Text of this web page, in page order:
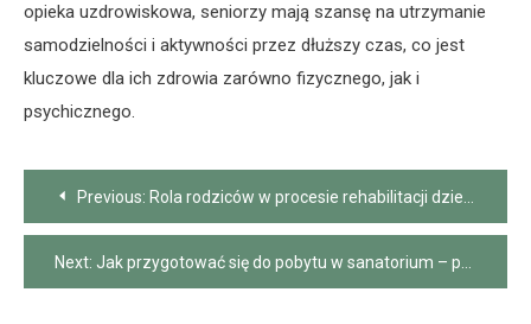
opieka uzdrowiskowa, seniorzy mają szansę na utrzymanie
samodzielności i aktywności przez dłuższy czas, co jest
kluczowe dla ich zdrowia zarówno fizycznego, jak i
psychicznego.
Nawigacja
wpisu
Previous: Rola rodziców w procesie rehabilitacji dziecka
Next: Jak przygotować się do pobytu w sanatorium – praktyczne wskazówki